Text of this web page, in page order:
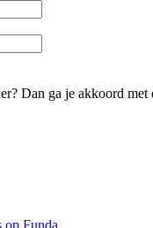
Dan ga je akkoord met
op Funda